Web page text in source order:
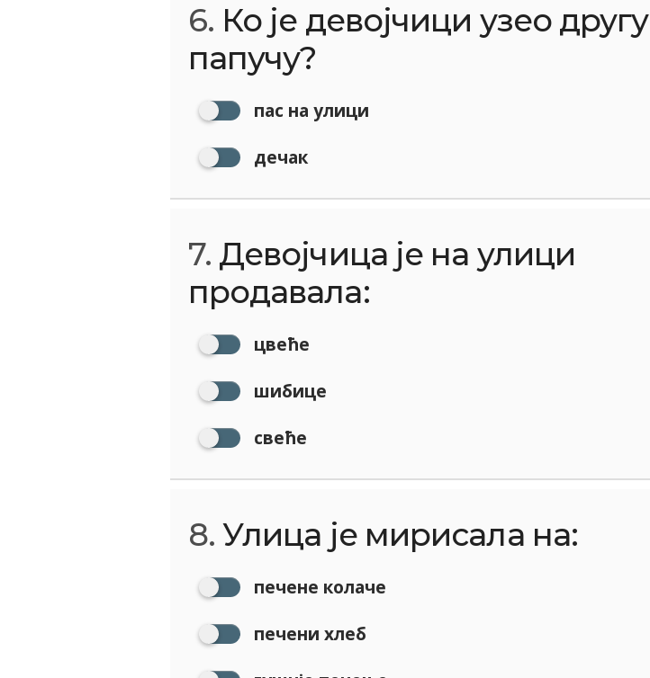
6. Ко је девојчици узео другу
папучу?
пас на улици
дечак
7. Девојчица је на улици
продавала:
цвеће
шибице
свеће
8. Улица је мирисала на:
печене колаче
печени хлеб